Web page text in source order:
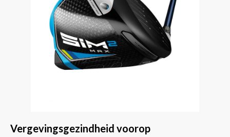
Vergevingsgezindheid voorop